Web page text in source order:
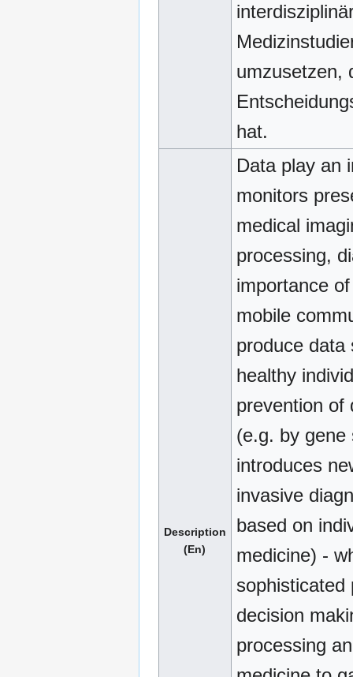
umzusetzen,
hat.
Description
(En)
Data play an
monitors
medical
processing,
importance
mobile
produce data
healthy
prevention of
(e.g. by gene
introduces
invasive
based on
medicine) -
sophisticated
decision
processing